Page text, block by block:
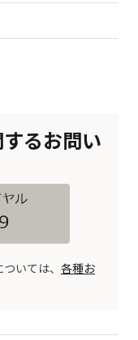
るお問い
いては、 各種お